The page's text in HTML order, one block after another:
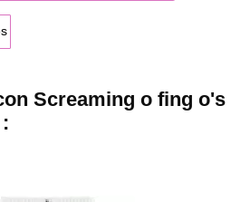
Screaming o fing o's